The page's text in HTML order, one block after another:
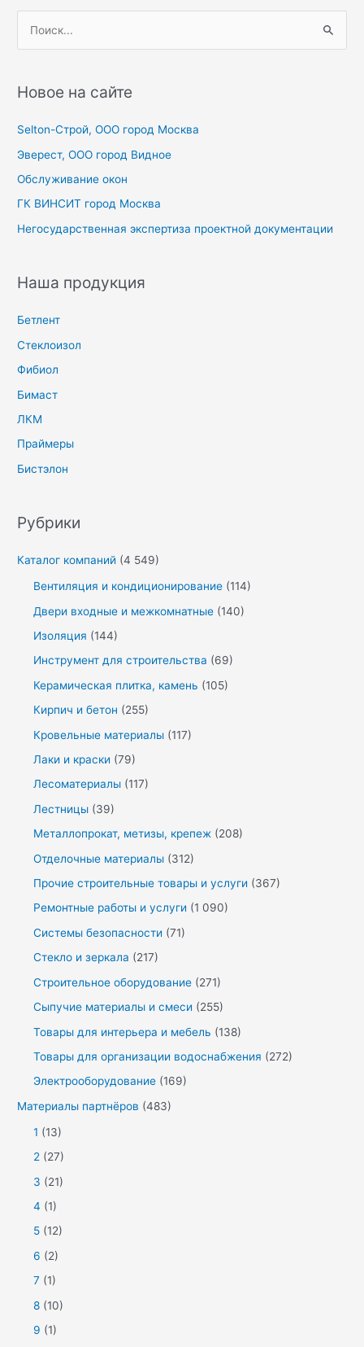
с
:
Новое на сайте
Selton-Строй, OOO город Москва
Эверест, ООО город Видное
Обслуживание окон
ГК ВИНСИТ город Москва
Негосударственная экспертиза проектной документации
Наша продукция
Бетлент
Стеклоизол
Фибиол
Бимаст
ЛКМ
Праймеры
Бистэлон
Рубрики
Каталог компаний (4 549)
Вентиляция и кондиционирование (114)
Двери входные и межкомнатные (140)
Изоляция (144)
Инструмент для строительства (69)
Керамическая плитка, камень (105)
Кирпич и бетон (255)
Кровельные материалы (117)
Лаки и краски (79)
Лесоматериалы (117)
Лестницы (39)
Металлопрокат, метизы, крепеж (208)
Отделочные материалы (312)
Прочие строительные товары и услуги (367)
Ремонтные работы и услуги (1 090)
Системы безопасности (71)
Стекло и зеркала (217)
Строительное оборудование (271)
Сыпучие материалы и смеси (255)
Товары для интерьера и мебель (138)
Товары для организации водоснабжения (272)
Электрооборудование (169)
Материалы партнёров (483)
1 (13)
2 (27)
3 (21)
4 (1)
5 (12)
6 (2)
7 (1)
8 (10)
9 (1)